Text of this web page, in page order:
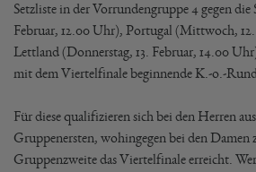
Setzliste in der Vorrundengruppe 4 gegen die
Februar, 12.00 Uhr), Portugal (Mittwoch,
Lettland (Donnerstag, 13. Februar, 14.00
mit dem Viertelfinale beginnende K.-o.-
Für diese qualifizieren sich bei den Herren
Gruppenersten, wohingegen bei den Damen
Gruppenzweite das Viertelfinale erreicht. Wer